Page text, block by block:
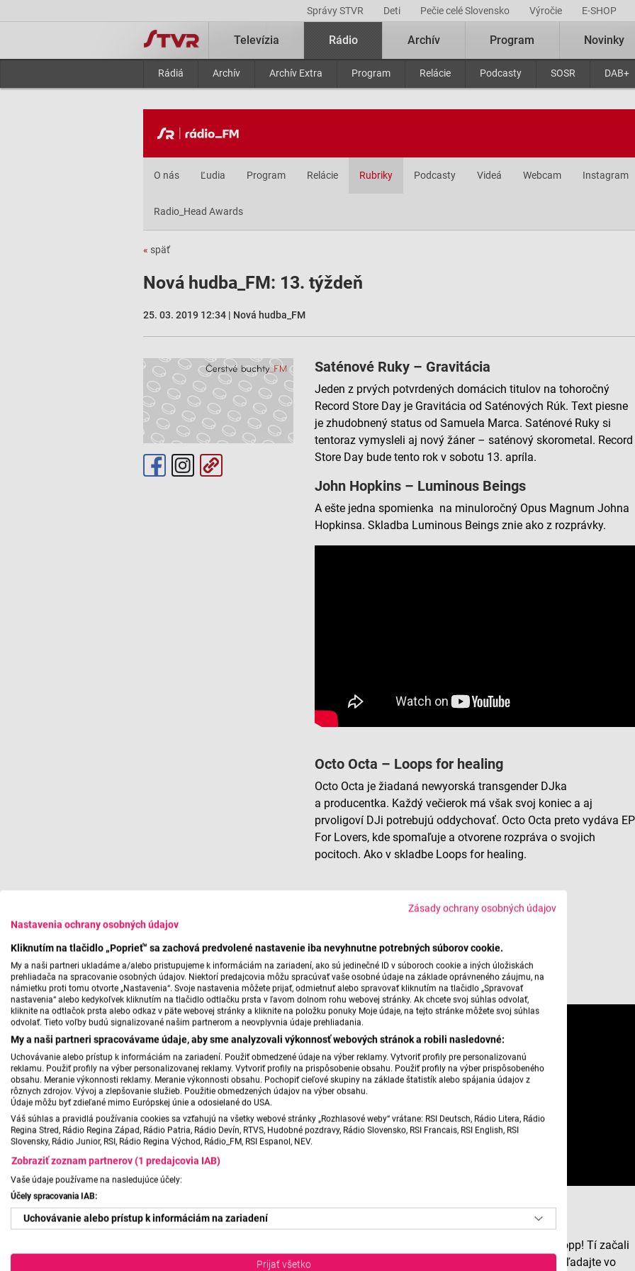
Zásady ochrany osobných údajov
Nastavenia ochrany osobných údajov
Kliknutím na tlačidlo „Poprieť“ sa zachová predvolené nastavenie iba nevyhnutne potrebných súborov cookie.
My a naši partneri ukladáme a/alebo pristupujeme k informáciám na zariadení, ako sú jedinečné ID v súboroch cookie a iných úložiskách
prehliadača na spracovanie osobných údajov. Niektorí predajcovia môžu spracúvať vaše osobné údaje na základe oprávneného záujmu, na
námietku proti tomu otvorte „Nastavenia“. Svoje nastavenia môžete prijať, odmietnuť alebo spravovať kliknutím na tlačidlo „Spravovať
nastavenia“ alebo kedykoľvek kliknutím na tlačidlo odtlačku prsta v ľavom dolnom rohu webovej stránky. Ak chcete svoj súhlas odvolať,
kliknite na odtlačok prsta alebo odkaz v päte webovej stránky a kliknite na položku ponuky Moje údaje, na tejto stránke môžete svoj súhlas
odvolať. Tieto voľby budú signalizované našim partnerom a neovplyvnia údaje prehliadania.
My a naši partneri spracovávame údaje, aby sme analyzovali výkonnosť webových stránok a robili nasledovné:
Uchovávanie alebo prístup k informáciám na zariadení. Použiť obmedzené údaje na výber reklamy. Vytvoriť profily pre personalizovanú
reklamu. Použiť profily na výber personalizovanej reklamy. Vytvoriť profily na prispôsobenie obsahu. Použiť profily na výber prispôsobeného
obsahu. Meranie výkonnosti reklamy. Meranie výkonnosti obsahu. Pochopiť cieľové skupiny na základe štatistík alebo spájania údajov z
rôznych zdrojov. Vývoj a zlepšovanie služieb. Použitie obmedzených údajov na výber obsahu.
Údaje môžu byť zdieľané mimo Európskej únie a odosielané do USA.
Váš súhlas a pravidlá používania cookies sa vzťahujú na všetky webové stránky „Rozhlasové weby“ vrátane: RSI Deutsch, Rádio Litera, Rádio
Regina Stred, Rádio Regina Západ, Rádio Patria, Rádio Devín, RTVS, Hudobné pozdravy, Rádio Slovensko, RSI Francais, RSI English, RSI
Slovensky, Rádio Junior, RSI, Rádio Regina Východ, Rádio_FM, RSI Espanol, NEV.
Zobraziť zoznam partnerov (1 predajcovia IAB)
Vaše údaje používame na nasledujúce účely:
Účely spracovania IAB:
Uchovávanie alebo prístup k informáciám na zariadení
Prijať všetko
Správy STVR Deti Pečie celé Slovensko Výročie E-SHOP
Televízia Rádio
Rádiá Archív Archív Extra Program Relácie Podcasty SOSR DAB+
Archív Program Novinky
O nás Ľudia Program Relácie Rubriky Podcasty Videá Webcam Instagram
Radio_Head Awards
« späť
Nová hudba_FM: 13. týždeň
25. 03. 2019 12:34 | Nová hudba_FM
Saténové Ruky – Gravitácia
Jeden z prvých potvrdených domácich titulov na tohoročný
Record Store Day je Gravitácia od Saténových Rúk. Text piesne
je zhudobnený status od Samuela Marca. Saténové Ruky si
tentoraz vymysleli aj nový žáner – saténový skorometal. Record
Store Day bude tento rok v sobotu 13. apríla.
John Hopkins – Luminous Beings
A ešte jedna spomienka na minuloročný Opus Magnum Johna
Hopkinsa. Skladba Luminous Beings znie ako z rozprávky.
Octo Octa – Loops for healing
Octo Octa je žiadaná newyorská transgender DJka
a producentka. Každý večierok má však svoj koniec a aj
prvoligoví DJi potrebujú oddychovať. Octo Octa preto vydáva EP
For Lovers, kde spomaľuje a otvorene rozpráva o svojich
pocitoch. Ako v skladbe Loops for healing.
Astral Babe – Benzo
Dobré správy pre tých, ktorým chýbajú Nóri Royksopp! Tí začali
vypúšťať von svoje raritné a nevydané nahrávky. Hľadajte vo